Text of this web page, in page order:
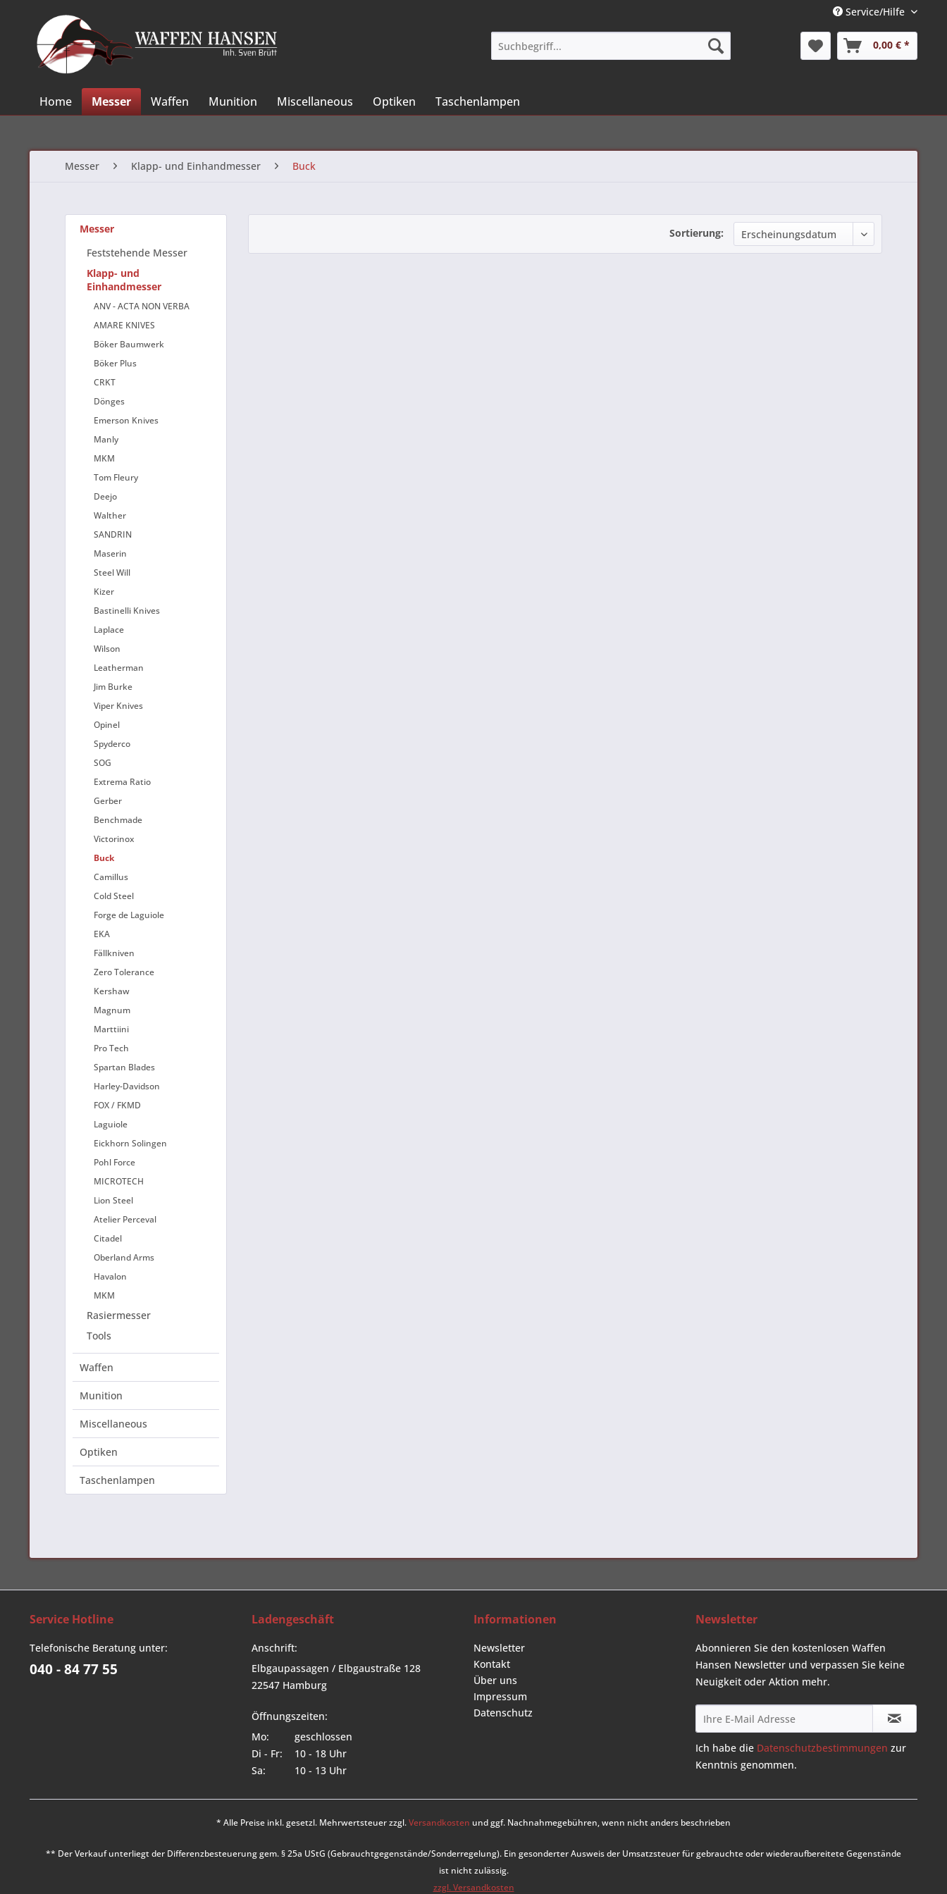
Service/Hilfe
0,00 € *
Home Messer Waffen Munition Miscellaneous Optiken Taschenlampen
Messer Klapp- und Einhandmesser Buck
Messer
Feststehende Messer
Klapp- und
Einhandmesser
ANV - ACTA NON VERBA
AMARE KNIVES
Böker Baumwerk
Böker Plus
CRKT
Dönges
Emerson Knives
Manly
MKM
Tom Fleury
Deejo
Walther
SANDRIN
Maserin
Steel Will
Kizer
Bastinelli Knives
Laplace
Wilson
Leatherman
Jim Burke
Viper Knives
Opinel
Spyderco
SOG
Extrema Ratio
Gerber
Benchmade
Victorinox
Buck
Camillus
Cold Steel
Forge de Laguiole
EKA
Fällkniven
Zero Tolerance
Kershaw
Magnum
Marttiini
Pro Tech
Spartan Blades
Harley-Davidson
FOX / FKMD
Laguiole
Eickhorn Solingen
Pohl Force
MICROTECH
Lion Steel
Atelier Perceval
Citadel
Oberland Arms
Havalon
MKM
Rasiermesser
Tools
Waffen
Munition
Miscellaneous
Optiken
Taschenlampen
Sortierung:
Service Hotline
Telefonische Beratung unter:
040 - 84 77 55
Ladengeschäft
Anschrift:
Elbgaupassagen / Elbgaustraße 128
22547 Hamburg
Öffnungszeiten:
Mo:
geschlossen
Di - Fr:
10 - 18 Uhr
Sa:
10 - 13 Uhr
Informationen
Newsletter
Kontakt
Über uns
Impressum
Datenschutz
Newsletter
Abonnieren Sie den kostenlosen Waffen
Hansen Newsletter und verpassen Sie keine
Neuigkeit oder Aktion mehr.
Ich habe die Datenschutzbestimmungen zur
Kenntnis genommen.
* Alle Preise inkl. gesetzl. Mehrwertsteuer zzgl.Versandkosten und ggf. Nachnahmegebühren, wenn nicht anders beschrieben
** Der Verkauf unterliegt der Differenzbesteuerung gem. § 25a UStG (Gebrauchtgegenstände/Sonderregelung). Ein gesonderter Ausweis der Umsatzsteuer für gebrauchte oder wiederaufbereitete Gegenstände
ist nicht zulässig.
zzgl. Versandkosten